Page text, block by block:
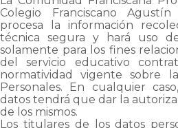
Colegio Franciscano
procesa la información
técnica segura y hará uso
solamente para los fines
del servicio educativo
normatividad vigente sobre
Personales. En cualquier
datos tendrá que dar la
de los mismos.
Los titulares de los datos